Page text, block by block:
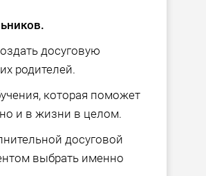
досуговую
родителей.
которая поможет
и в жизни в целом.
досуговой
выбрать именно